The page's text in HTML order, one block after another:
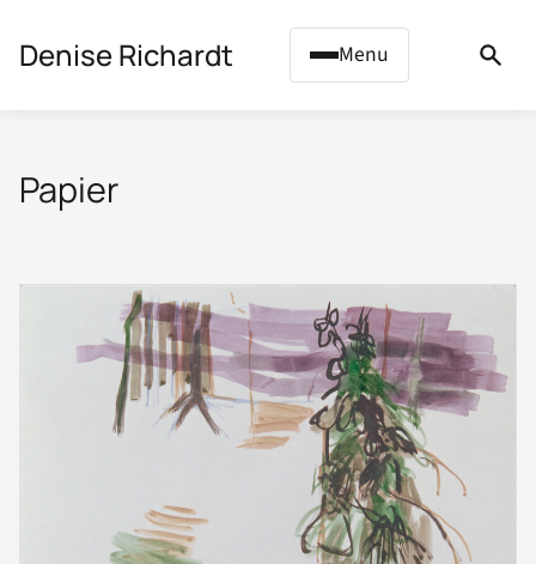
Denise Richardt Menu
Papier